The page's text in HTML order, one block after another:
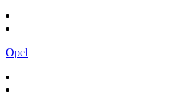
Opel